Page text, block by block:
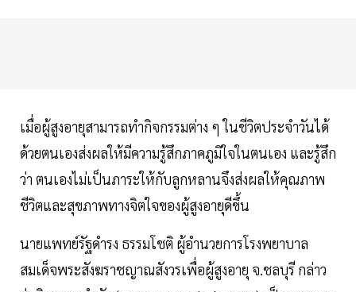
เมื่อผู้สูงอายุสามารถทำกิจกรรมต่าง ๆ ในชีวิตประจำวันได้
ด้วยตนเองส่งผลให้มีความรู้สึกภาคภูมิใจในตนเอง และรู้สึก
ว่า ตนเองไม่เป็นภาระให้กับลูกหลานจึงส่งผลให้คุณภาพ
ชีวิตและสุขภาพทางจิตใจของผู้สูงอายุดีขึ้น
นายแพทย์รัฐดำรง ธรรมโชติ ผู้อำนวยการโรงพยาบาล
สมเด็จพระสังฆราชญาณสังวรเพื่อผู้สูงอายุ จ.ชลบุรี กล่าว